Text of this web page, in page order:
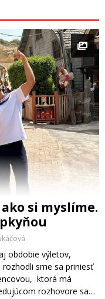
si myslíme.
obdobie výletov,
sme sa priniesť
ktorá má
rozhovore sa…